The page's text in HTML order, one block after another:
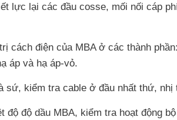
lực lại các đầu cosse, mối nối cáp
cách điện của MBA ở các thành
áp và hạ áp-vỏ.
sứ, kiểm tra cable ở đầu nhất thứ, nhị
độ độ dầu MBA, kiểm tra hoạt động